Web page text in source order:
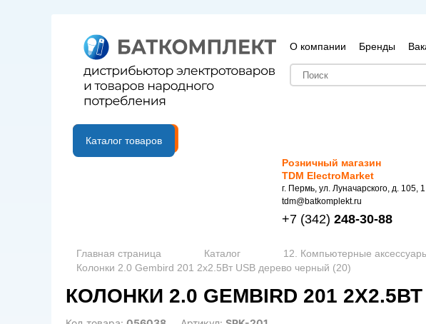
О компании Бренды
B2B портал
Каталог товаров
Розничный магазин
TDM ElectroMarket
г. Пермь, ул. Луначарского, д. 105,
tdm@batkomplekt.ru
+7 (342) 248-30-88
Главная страница Каталог 12. Компьютерные
Колонки 2.0 Gembird 201 2x2.5Вт USB дерево черный (20)
КОЛОНКИ 2.0 GEMBIRD 201